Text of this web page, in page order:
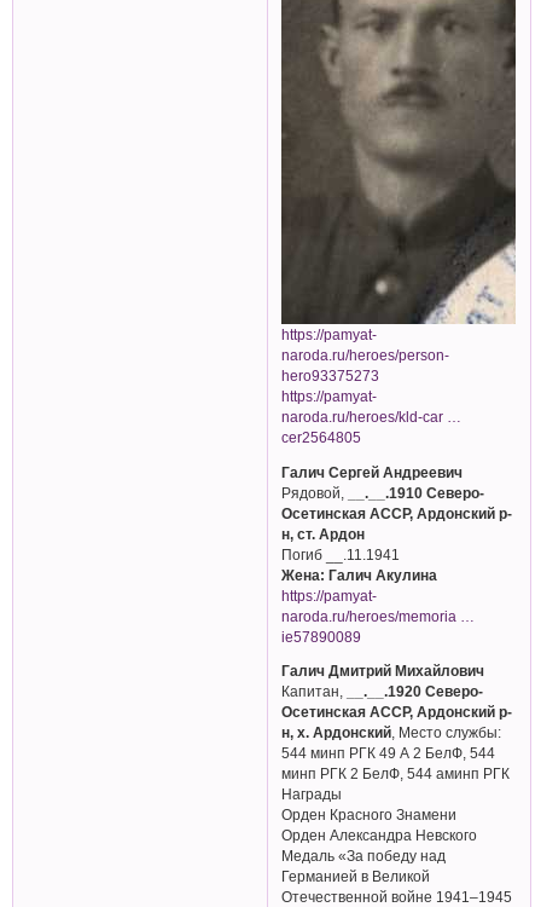
https://pamyat-
naroda.ru/heroes/person-
hero93375273
https://pamyat-
naroda.ru/heroes/kld-car …
cer2564805
Галич Сергей Андреевич
Рядовой,
__.__.1910 Северо-
Осетинская АССР, Ардонский р-
н, ст. Ардон
Погиб __.11.1941
Жена: Галич Акулина
https://pamyat-
naroda.ru/heroes/memoria …
ie57890089
Галич Дмитрий Михайлович
Капитан,
__.__.1920 Северо-
Осетинская АССР, Ардонский р-
н, х. Ардонский , Место службы:
544 минп РГК 49 А 2 БелФ, 544
минп РГК 2 БелФ, 544 аминп РГК
Награды
Орден Красного Знамени
Орден Александра Невского
Медаль «За победу над
Германией в Великой
Отечественной войне 1941–1945